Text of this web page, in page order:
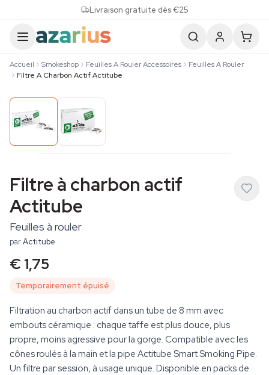
Livraison gratuite dès €25
Accueil Smokeshop Feuilles A Rouler Accessoires
Feuilles A Rouler
Filtre A Charbon Actif Actitube
Filtre à charbon actif
Actitube
Feuilles à rouler
parActitube
€ 1,75
Temporairement épuisé
Filtration au charbon actif dans un tube de 8 mm avec
embouts céramique : chaque taffe est plus douce, plus
propre, moins agressive pour la gorge. Compatible avec les
cônes roulés à la main et la pipe Actitube Smart Smoking Pipe.
Un filtre par session, à usage unique. Disponible en packs de